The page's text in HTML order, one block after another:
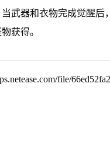
当武器和衣物完成觉醒后，
获得。